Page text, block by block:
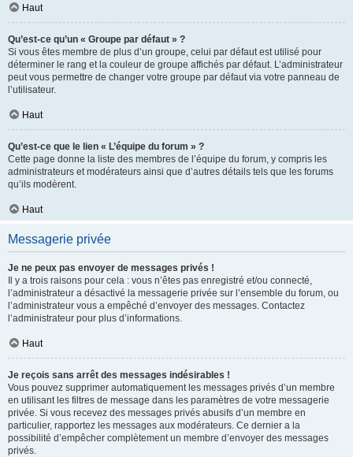
Haut
Qu’est-ce qu’un « Groupe par défaut » ?
Si vous êtes membre de plus d’un groupe, celui par défaut est utilisé pour
déterminer le rang et la couleur de groupe affichés par défaut. L’administrateur
peut vous permettre de changer votre groupe par défaut via votre panneau de
l’utilisateur.
Haut
Qu’est-ce que le lien « L’équipe du forum » ?
Cette page donne la liste des membres de l’équipe du forum, y compris les
administrateurs et modérateurs ainsi que d’autres détails tels que les forums
qu’ils modèrent.
Haut
Messagerie privée
Je ne peux pas envoyer de messages privés !
Il y a trois raisons pour cela : vous n’êtes pas enregistré et/ou connecté,
l’administrateur a désactivé la messagerie privée sur l’ensemble du forum, ou
l’administrateur vous a empêché d’envoyer des messages. Contactez
l’administrateur pour plus d’informations.
Haut
Je reçois sans arrêt des messages indésirables !
Vous pouvez supprimer automatiquement les messages privés d’un membre
en utilisant les filtres de message dans les paramètres de votre messagerie
privée. Si vous recevez des messages privés abusifs d’un membre en
particulier, rapportez les messages aux modérateurs. Ce dernier a la
possibilité d’empêcher complètement un membre d’envoyer des messages
privés.